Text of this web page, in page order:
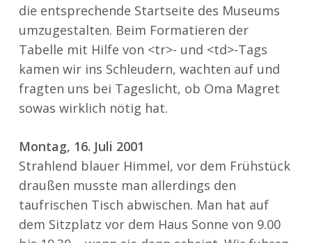
die entsprechende Startseite des Museums
umzugestalten. Beim Formatieren der
Tabelle mit Hilfe von <tr>- und <td>-Tags
kamen wir ins Schleudern, wachten auf und
fragten uns bei Tageslicht, ob Oma Magret
sowas wirklich nötig hat.
Montag, 16. Juli 2001
Strahlend blauer Himmel, vor dem Frühstück
draußen musste man allerdings den
taufrischen Tisch abwischen. Man hat auf
dem Sitzplatz vor dem Haus Sonne von 9.00